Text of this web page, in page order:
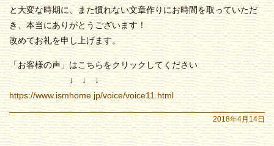
と大変な時期に、また慣れない文章作りにお時間を取っていただ
き、本当にありがとうございます！
改めてお礼を申し上げます。
「お客様の声」はこちらをクリックしてください
↓ ↓ ↓
https://www.ismhome.jp/voice/voice11.html
2018年4月14日